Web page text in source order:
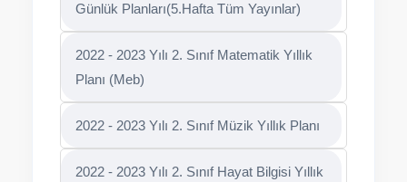
Günlük Planları(5.Hafta Tüm Yayınlar)
2022 - 2023 Yılı 2. Sınıf Matematik Yıllık
Planı (Meb)
2022 - 2023 Yılı 2. Sınıf Müzik Yıllık Planı
2022 - 2023 Yılı 2. Sınıf Hayat Bilgisi Yıllık